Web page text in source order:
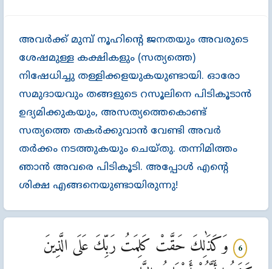
അവര്‍ക്ക്‌ മുമ്പ്‌ നൂഹിന്‍റെ ജനതയും അവരുടെ
ശേഷമുള്ള കക്ഷികളും (സത്യത്തെ)
നിഷേധിച്ചു തള്ളിക്കളയുകയുണ്ടായി. ഓരോ
സമുദായവും തങ്ങളുടെ റസൂലിനെ പിടികൂടാന്‍
ഉദ്യമിക്കുകയും, അസത്യത്തെകൊണ്ട്‌
സത്യത്തെ തകര്‍ക്കുവാന്‍ വേണ്ടി അവര്‍
തര്‍ക്കം നടത്തുകയും ചെയ്തു. തന്നിമിത്തം
ഞാന്‍ അവരെ പിടികൂടി. അപ്പോള്‍ എന്‍റെ
ശിക്ഷ എങ്ങനെയുണ്ടായിരുന്നു!
6
وَكَذَٰلِكَ حَقَّتْ كَلِمَتُ رَبِّكَ عَلَى الَّذِينَ